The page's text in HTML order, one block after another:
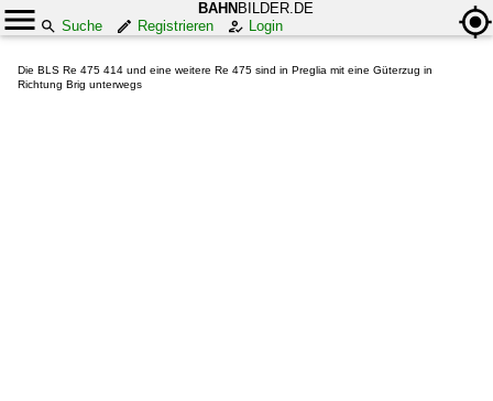
BAHN BILDER.DE
Suche
Registrieren Login
Die BLS Re 475 414 und eine weitere Re 475 sind in Preglia mit eine Güterzug in
Richtung Brig unterwegs